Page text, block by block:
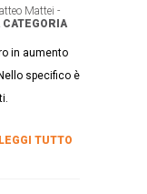
Mattei -
in aumento
specifico è
LEGGI TUTTO